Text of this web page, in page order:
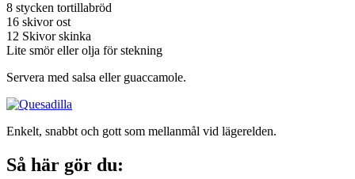
8 stycken tortillabröd
16 skivor ost
12 Skivor skinka
Lite smör eller olja för stekning
Servera med salsa eller guaccamole.
Enkelt, snabbt och gott som mellanmål vid lägerelden.
Så här gör du: